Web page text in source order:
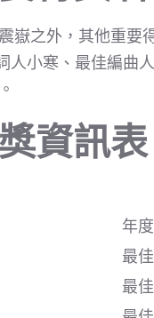
嶽之外，其他重
人小寒、最佳編曲
資訊表
年
最
最